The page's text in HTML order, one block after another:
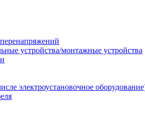
устройства/монтажные устройства
электроустановочное